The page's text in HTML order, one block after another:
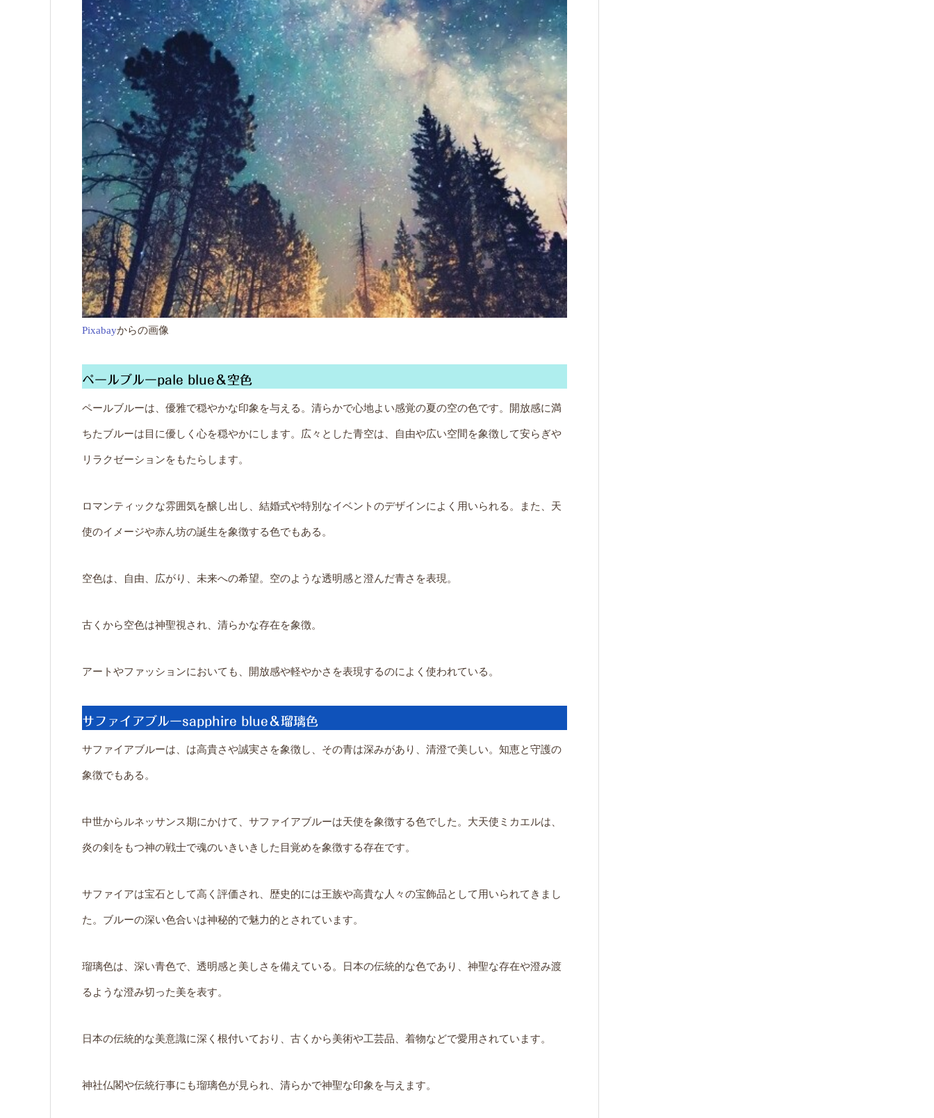
Pixabayからの画像
ペールブルーpale blue＆空色
ペールブルーは、優雅で穏やかな印象を与える。清らかで心地よい感覚の夏の空の色です。開放感に満
ちたブルーは目に優しく心を穏やかにします。広々とした青空は、自由や広い空間を象徴して安らぎや
リラクゼーションをもたらします。
ロマンティックな雰囲気を醸し出し、結婚式や特別なイベントのデザインによく用いられる。また、天
使のイメージや赤ん坊の誕生を象徴する色でもある。
空色は、自由、広がり、未来への希望。空のような透明感と澄んだ青さを表現。
古くから空色は神聖視され、清らかな存在を象徴。
アートやファッションにおいても、開放感や軽やかさを表現するのによく使われている。
サファイアブルーsapphire blue＆瑠璃色
サファイアブルーは、は高貴さや誠実さを象徴し、その青は深みがあり、清澄で美しい。知恵と守護の
象徴でもある。
中世からルネッサンス期にかけて、サファイアブルーは天使を象徴する色でした。大天使ミカエルは、
炎の剣をもつ神の戦士で魂のいきいきした目覚めを象徴する存在です。
サファイアは宝石として高く評価され、歴史的には王族や高貴な人々の宝飾品として用いられてきまし
た。ブルーの深い色合いは神秘的で魅力的とされています。
瑠璃色は、深い青色で、透明感と美しさを備えている。日本の伝統的な色であり、神聖な存在や澄み渡
るような澄み切った美を表す。
日本の伝統的な美意識に深く根付いており、古くから美術や工芸品、着物などで愛用されています。
神社仏閣や伝統行事にも瑠璃色が見られ、清らかで神聖な印象を与えます。